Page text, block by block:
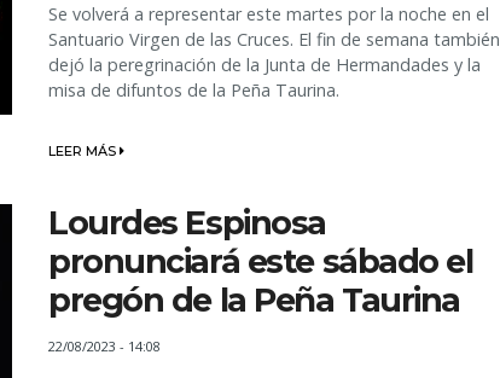
Se volverá a representar este martes por la noche en el
Santuario Virgen de las Cruces. El fin de semana también
dejó la peregrinación de la Junta de Hermandades y la
misa de difuntos de la Peña Taurina.
LEER MÁS
Lourdes Espinosa
pronunciará este sábado el
pregón de la Peña Taurina
22/08/2023 - 14:08